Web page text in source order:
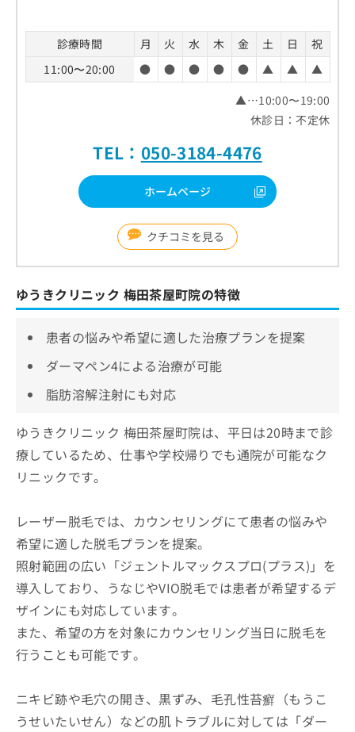
診療時間 月 火 水 木 金 土 日
祝
11:00〜20:00
● ● ● ● ● ▲ ▲
▲
▲…10:00〜19:00
休診日：不定休
TEL： 050-3184-4476
ホームページ
クチコミを見る
ゆうきクリニック 梅田茶屋町院の特徴
患者の悩みや希望に適した治療プランを提案
ダーマペン4による治療が可能
脂肪溶解注射にも対応
ゆうきクリニック 梅田茶屋町院は、平日は20時まで診
療しているため、仕事や学校帰りでも通院が可能なク
リニックです。
レーザー脱毛では、カウンセリングにて患者の悩みや
希望に適した脱毛プランを提案。
照射範囲の広い「ジェントルマックスプロ(プラス)」を
導入しており、うなじやVIO脱毛では患者が希望するデ
ザインにも対応しています。
また、希望の方を対象にカウンセリング当日に脱毛を
行うことも可能です。
ニキビ跡や毛穴の開き、黒ずみ、毛孔性苔癬（もうこ
うせいたいせん）などの肌トラブルに対しては「ダー